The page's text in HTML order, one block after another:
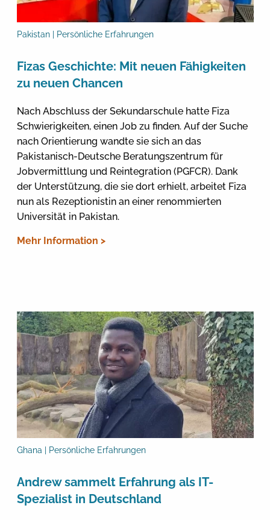
Pakistan | Persönliche Erfahrungen
Fizas Geschichte: Mit neuen Fähigkeiten
zu neuen Chancen
Nach Abschluss der Sekundarschule hatte Fiza
Schwierigkeiten, einen Job zu finden. Auf der Suche
nach Orientierung wandte sie sich an das
Pakistanisch-Deutsche Beratungszentrum für
Jobvermittlung und Reintegration (PGFCR). Dank
der Unterstützung, die sie dort erhielt, arbeitet Fiza
nun als Rezeptionistin an einer renommierten
Universität in Pakistan.
Mehr Information >
Ghana | Persönliche Erfahrungen
Andrew sammelt Erfahrung als IT-
Spezialist in Deutschland